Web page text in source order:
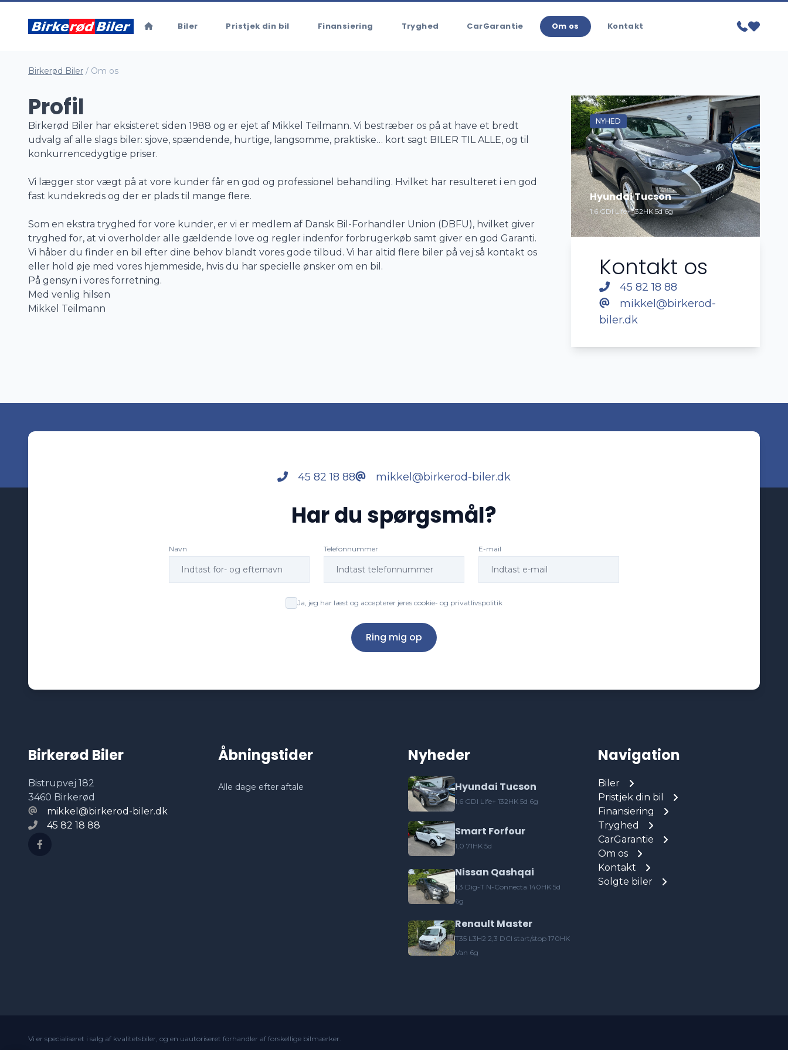
Biler Pristjek din bil Finansiering Tryghed CarGarantie Om os Kontakt
Birkerød Biler / Om os
Profil
Birkerød Biler har eksisteret siden 1988 og er ejet af Mikkel Teilmann. Vi bestræber os på at have et bredt
udvalg af alle slags biler: sjove, spændende, hurtige, langsomme, praktiske… kort sagt BILER TIL ALLE, og til
konkurrencedygtige priser.
Vi lægger stor vægt på at vore kunder får en god og professionel behandling. Hvilket har resulteret i en god
fast kundekreds og der er plads til mange flere.
Som en ekstra tryghed for vore kunder, er vi er medlem af Dansk Bil-Forhandler Union (DBFU), hvilket giver
tryghed for, at vi overholder alle gældende love og regler indenfor forbrugerkøb samt giver en god Garanti.
Vi håber du finder en bil efter dine behov blandt vores gode tilbud. Vi har altid flere biler på vej så kontakt os
eller hold øje med vores hjemmeside, hvis du har specielle ønsker om en bil.
På gensyn i vores forretning.
Med venlig hilsen
Mikkel Teilmann
NYHED
Hyundai Tucson
1,6 GDI Life+ 132HK 5d 6g
Kontakt os
45 82 18 88
mikkel@birkerod-
biler.dk
45 82 18 88 mikkel@birkerod-biler.dk
Har du spørgsmål?
Navn Telefonnummer E-mail
Ja, jeg har læst og accepterer jeres cookie- og privatlivspolitik
Ring mig op
Birkerød Biler
Bistrupvej 182
3460 Birkerød
mikkel@birkerod-biler.dk
45 82 18 88
Åbningstider
Alle dage efter aftale
Nyheder
Hyundai Tucson
1,6 GDI Life+ 132HK 5d 6g
Smart Forfour
1,0 71HK 5d
Nissan Qashqai
1,3 Dig-T N-Connecta 140HK 5d
6g
Renault Master
T35 L3H2 2,3 DCI start/stop 170HK
Van 6g
Navigation
Biler
Pristjek din bil
Finansiering
Tryghed
CarGarantie
Om os
Kontakt
Solgte biler
Vi er specialiseret i salg af kvalitetsbiler, og en uautoriseret forhandler af forskellige bilmærker.